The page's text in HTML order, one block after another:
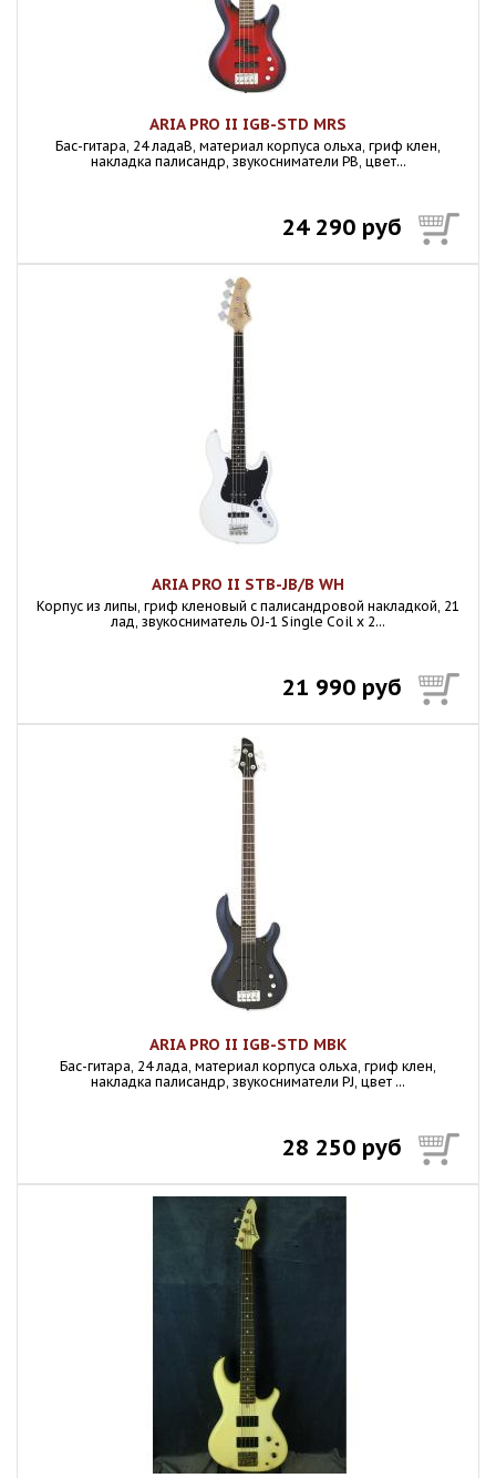
ARIA PRO II IGB-STD MRS
Бас-гитара, 24 ладаB, материал корпуса ольха, гриф клен,
накладка палисандр, звукосниматели PB, цвет...
24 290 руб
ARIA PRO II STB-JB/B WH
Корпус из липы, гриф кленовый с палисандровой накладкой, 21
лад, звукосниматель OJ-1 Single Coil x 2...
21 990 руб
ARIA PRO II IGB-STD MBK
Бас-гитара, 24 лада, материал корпуса ольха, гриф клен,
накладка палисандр, звукосниматели PJ, цвет ...
28 250 руб